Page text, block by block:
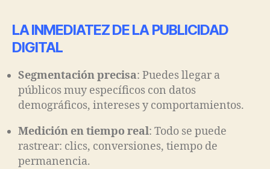
LA INMEDIATEZ DE LA PUBLICIDAD
DIGITAL
Segmentación precisa: Puedes llegar a
públicos muy específicos con datos
demográficos, intereses y comportamientos.
Medición en tiempo real: Todo se puede
rastrear: clics, conversiones, tiempo de
permanencia.